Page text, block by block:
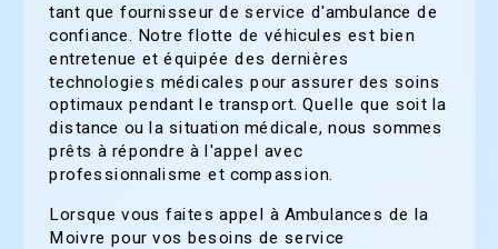
tant que fournisseur de service d'ambulance de
confiance. Notre flotte de véhicules est bien
entretenue et équipée des dernières
technologies médicales pour assurer des soins
optimaux pendant le transport. Quelle que soit la
distance ou la situation médicale, nous sommes
prêts à répondre à l'appel avec
professionnalisme et compassion.
Lorsque vous faites appel à Ambulances de la
Moivre pour vos besoins de service